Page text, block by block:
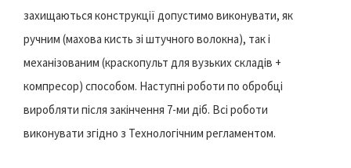
захищаються конструкції допустимо виконувати, як
ручним (махова кисть зі штучного волокна), так і
механізованим (краскопульт для вузьких складів +
компресор) способом. Наступні роботи по обробці
виробляти після закінчення 7-ми діб. Всі роботи
виконувати згідно з Технологічним регламентом.